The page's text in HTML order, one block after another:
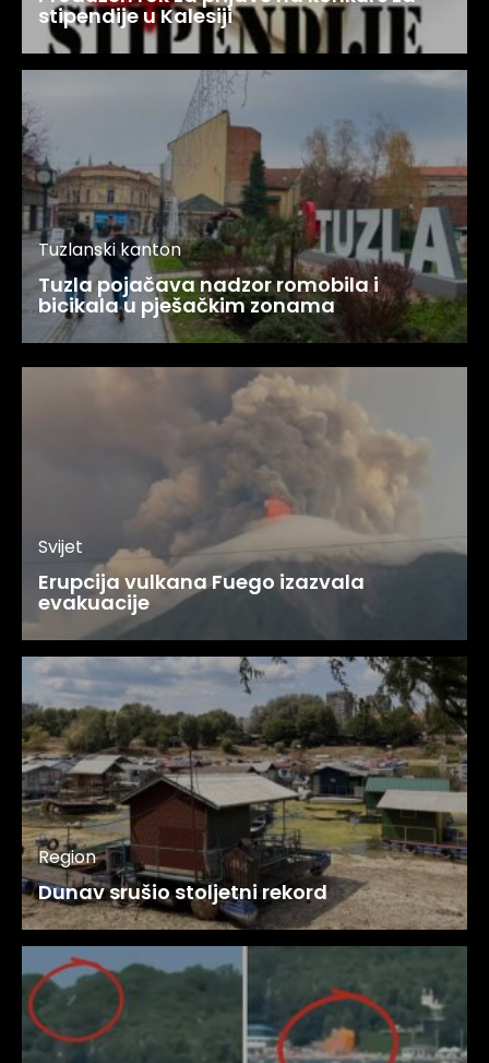
stipendije u Kalesiji
Tuzlanski kanton
Tuzla pojačava nadzor romobila i
bicikala u pješačkim zonama
Svijet
Erupcija vulkana Fuego izazvala
evakuacije
Region
Dunav srušio stoljetni rekord